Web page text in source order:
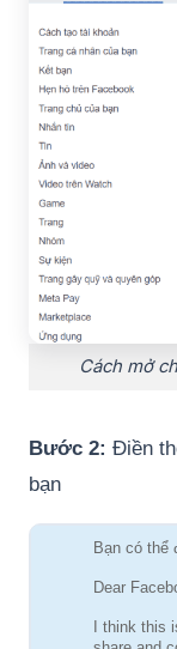
Cách mở
Bước 2: Điền
bạn
Bạn có thể
Dear
I think this